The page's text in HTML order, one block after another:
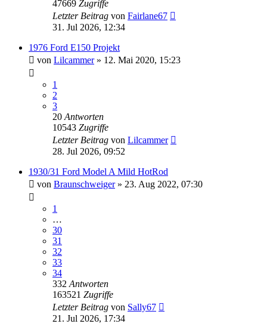
47669 Zugriffe
Letzter Beitrag von Fairlane67
31. Jul 2026, 12:34
1976 Ford E150 Projekt
von Lilcammer» 12. Mai 2020, 15:23
1
2
3
20 Antworten
10543 Zugriffe
Letzter Beitrag von Lilcammer
28. Jul 2026, 09:52
1930/31 Ford Model A Mild HotRod
von Braunschweiger» 23. Aug 2022, 07:30
1
…
30
31
32
33
34
332 Antworten
163521 Zugriffe
Letzter Beitrag von Sally67
21. Jul 2026, 17:34